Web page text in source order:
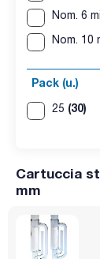
Nom. 6
Nom. 10
Pack (u.)
25 (30)
Cartuccia
mm